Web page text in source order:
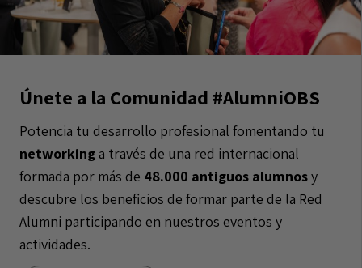
Únete a la Comunidad #AlumniOBS
Potencia tu desarrollo profesional fomentando tu
networkinga través de una red internacional
formada por más de 48.000 antiguos alumnosy
descubre los beneficios de formar parte de la Red
Alumni participando en nuestros eventos y
actividades.